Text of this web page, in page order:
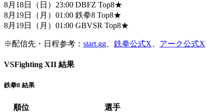
8月18日（日）23:00 DBFZ Top8★
8月19日（月）01:00 鉄拳8 Top8★
8月19日（月）01:00 GBVSR Top8★
※配信先・日程参考： start.gg 鉄拳公式X アーク公式X
VSFighting XII 結果
鉄拳8 結果
順位
選手